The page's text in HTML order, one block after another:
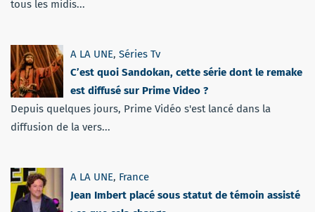
tous les midis...
A LA UNE, Séries Tv
C’est quoi Sandokan, cette série dont le remake
est diffusé sur Prime Video ?
Depuis quelques jours, Prime Vidéo s'est lancé dans la
diffusion de la vers...
A LA UNE, France
Jean Imbert placé sous statut de témoin assisté